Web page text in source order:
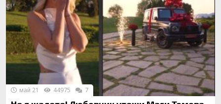
май 21 44975 7